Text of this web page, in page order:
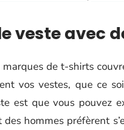
veste avec
de t-shirts
vos vestes, que ce
est que vous pouvez
hommes préfèrent